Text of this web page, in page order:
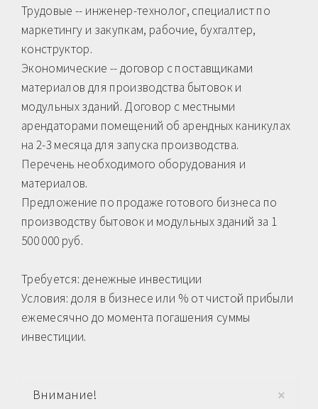
Трудовые -- инженер-технолог, специалист по
маркетингу и закупкам, рабочие, бухгалтер,
конструктор.
Экономические -- договор с поставщиками
материалов для производства бытовок и
модульных зданий. Договор с местными
арендаторами помещений об арендных каникулах
на 2-3 месяца для запуска производства.
Перечень необходимого оборудования и
материалов.
Предложение по продаже готового бизнеса по
производству бытовок и модульных зданий за 1
500 000 руб.
Требуется: денежные инвестиции
Условия: доля в бизнесе или % от чистой прибыли
ежемесячно до момента погашения суммы
инвестиции.
×
Внимание!